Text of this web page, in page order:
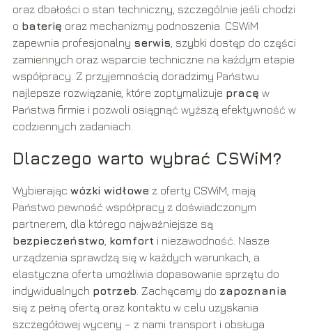
oraz dbałości o stan techniczny, szczególnie jeśli chodzi
o baterię oraz mechanizmy podnoszenia. CSWiM
zapewnia profesjonalny serwis , szybki dostęp do części
zamiennych oraz wsparcie techniczne na każdym etapie
współpracy. Z przyjemnością doradzimy Państwu
najlepsze rozwiązanie, które zoptymalizuje pracę w
Państwa firmie i pozwoli osiągnąć wyższą efektywność w
codziennych zadaniach.
Dlaczego warto wybrać CSWiM?
Wybierając wózki widłowez oferty CSWiM, mają
Państwo pewność współpracy z doświadczonym
partnerem, dla którego najważniejsze są
bezpieczeństwo komfort i niezawodność. Nasze
urządzenia sprawdzą się w każdych warunkach, a
elastyczna oferta umożliwia dopasowanie sprzętu do
indywidualnych potrzeb . Zachęcamy do zapoznania
się z pełną ofertą oraz kontaktu w celu uzyskania
szczegółowej wyceny – z nami transport i obsługa